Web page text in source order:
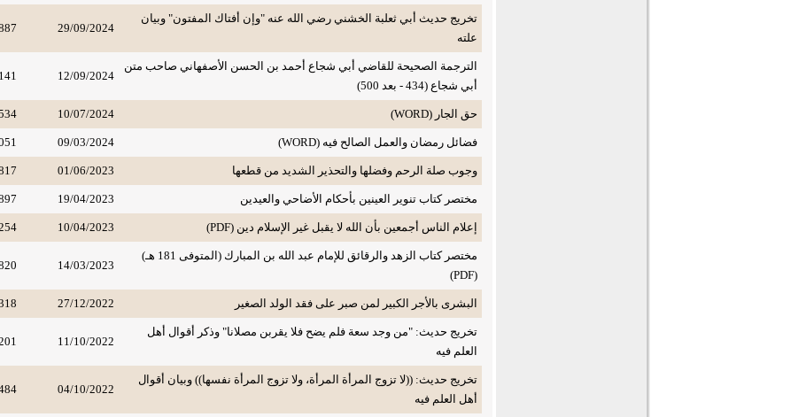
تخريج حديث أبي ثعلبة الخشني رضي الله عنه "وإن أفتاك المفتون" وبيان
علته
29/09/2024
الترجمة الصحيحة للقاضي أبي شجاع أحمد بن الحسن الأصفهاني صاحب متن
أبي شجاع (434 - بعد 500)
12/09/2024
حق الجار (WORD) 10/07/2024
فضائل رمضان والعمل الصالح فيه (WORD) 09/03/2024
وجوب صلة الرحم وفضلها والتحذير الشديد من قطعها 01/06/2023
مختصر كتاب تنوير العينين بأحكام الأضاحي والعيدين 19/04/2023
إعلام الناس أجمعين بأن الله لا يقبل غير الإسلام دين (PDF) 10/04/2023
مختصر كتاب الزهد والرقائق للإمام عبد الله بن المبارك (المتوفى 181 هـ)
(PDF)
14/03/2023
البشرى بالأجر الكبير لمن صبر على فقد الولد الصغير 27/12/2022
تخريج حديث: "من وجد سعة فلم يضح فلا يقربن مصلانا" وذكر أقوال أهل
العلم فيه
11/10/2022
تخريج حديث: ((‌لا ‌تزوج ‌المرأة ‌المرأة، ولا تزوج المرأة نفسها)) وبيان أقوال
أهل العلم فيه
04/10/2022